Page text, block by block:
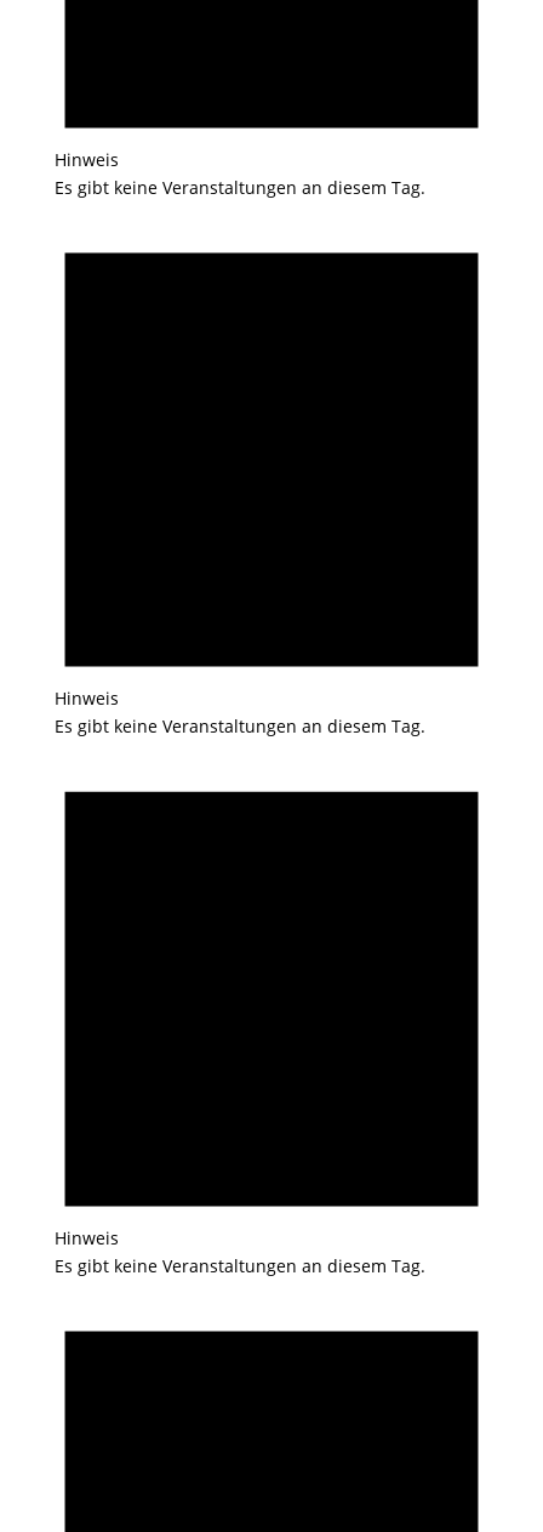
Hinweis
Es gibt keine Veranstaltungen an diesem Tag.
Hinweis
Es gibt keine Veranstaltungen an diesem Tag.
Hinweis
Es gibt keine Veranstaltungen an diesem Tag.